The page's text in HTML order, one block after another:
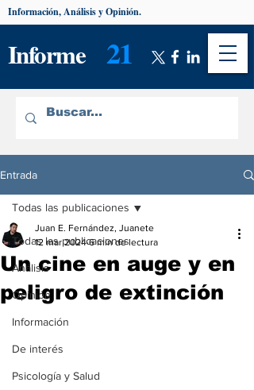
Informe 21
Información, Análisis y Opinión.
Entrada
Todas las publicaciones
Análisis
Opinión
Información
De interés
Psicología y Salud
Todas las publicaciones
Un cine en auge y en
peligro de extinción
Juan E. Fernández, Juanete
12 mar 2024 6 min de lectura